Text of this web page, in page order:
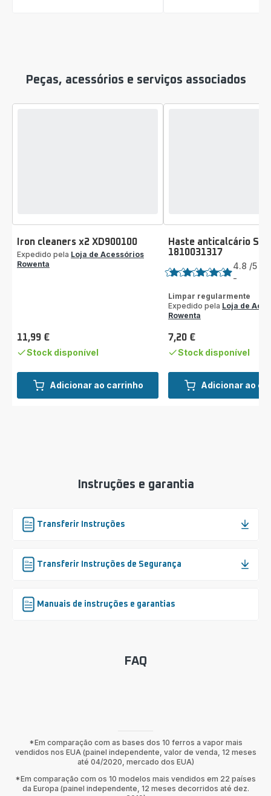
Peças, acessórios e serviços associados
Adicionar ao carrinho
Iron cleaners x2 XD900100
Expedido pela Loja de Acessórios
Rowenta
Preço
11,99 €
Stock disponível
Adicionar ao
Haste anticalcário SS-
1810031317
Classificação
4.8 /5
-
Limpar regularmente
Expedido pela Loja de
Rowenta
Preço
7,20 €
Stock disponível
Instruções e garantia
Transferir Instruções
Transferir Instruções de Segurança
Manuais de instruções e garantias
FAQ
*Em comparação com as bases dos 10 ferros a vapor mais
vendidos nos EUA (painel independente, valor de venda, 12 meses
até 04/2020, mercado dos EUA)
*Em comparação com os 10 modelos mais vendidos em 22 países
da Europa (painel independente, 12 meses decorridos até dez.